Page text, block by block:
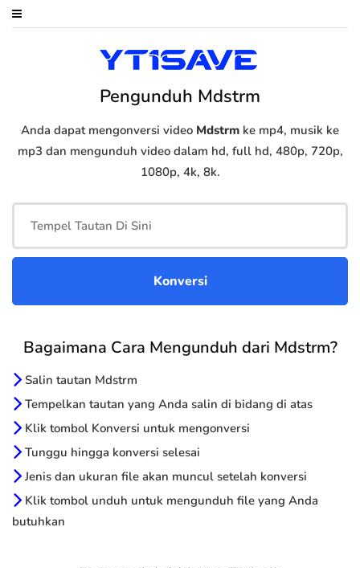
Pengunduh Mdstrm
Anda dapat mengonversi video Mdstrm ke mp4, musik ke
mp3 dan mengunduh video dalam hd, full hd, 480p, 720p,
1080p, 4k, 8k.
Bagaimana Cara Mengunduh dari Mdstrm?
Salin tautan Mdstrm
Tempelkan tautan yang Anda salin di bidang di atas
Klik tombol Konversi untuk mengonversi
Tunggu hingga konversi selesai
Jenis dan ukuran file akan muncul setelah konversi
Klik tombol unduh untuk mengunduh file yang Anda
butuhkan